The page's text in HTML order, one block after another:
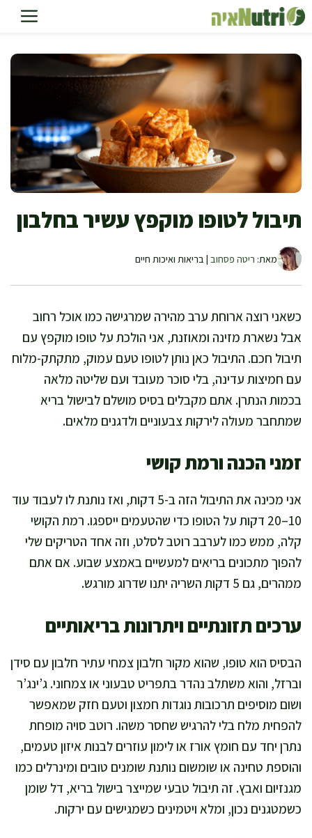
לדלג
לתוכן
תיבול לטופו מוקפץ עשיר בחלבון
מאת: ריטה פסחוב | בריאות ואיכות חיים
כשאני רוצה ארוחת ערב מהירה שמרגישה כמו אוכל רחוב
אבל נשארת מזינה ומאוזנת, אני הולכת על טופו מוקפץ עם
תיבול חכם. התיבול כאן נותן לטופו טעם עמוק, מתקתק-מלוח
עם חמיצות עדינה, בלי סוכר מעובד ועם שליטה מלאה
בכמות הנתרן. אתם מקבלים בסיס מושלם לבישול בריא
שמתחבר מעולה לירקות צבעוניים ולדגנים מלאים.
זמני הכנה ורמת קושי
אני מכינה את התיבול הזה ב-5 דקות, ואז נותנת לו לעבוד עוד
10–20 דקות על הטופו כדי שהטעמים ייספגו. רמת הקושי
קלה, ממש כמו לערבב רוטב לסלט, וזה אחד הטריקים שלי
להפוך מתכונים בריאים למעשיים באמצע שבוע. אם אתם
ממהרים, גם 5 דקות השריה יתנו שדרוג מורגש.
ערכים תזונתיים ויתרונות בריאותיים
הבסיס הוא טופו, שהוא מקור חלבון צמחי עתיר חלבון עם סידן
וברזל, והוא משתלב נהדר בתפריט טבעוני או צמחוני. ג’ינג’ר
ושום מוסיפים תרכובות נוגדות חמצון וטעם חזק שמאפשר
להפחית מלח בלי להרגיש שחסר משהו. רוטב סויה מופחת
נתרן יחד עם חומץ אורז או לימון עוזרים לבנות איזון טעמים,
והוספת טחינה או שומשום נותנת שומנים טובים ומינרלים כמו
מגנזיום ואבץ. זה תיבול טבעי שמייצר בישול בריא, דל שומן
כשמטגנים נכון, ומלא ויטמינים כשמגישים עם ירקות.